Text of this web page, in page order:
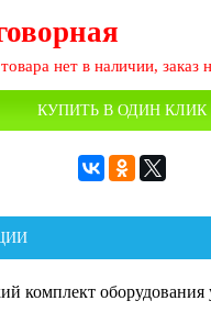
нет в наличии, заказ
КУПИТЬ В ОДИН КЛИК
комплект